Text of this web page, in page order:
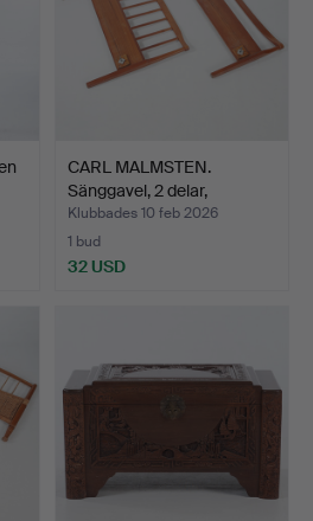
CARL MALMSTEN.
Sänggavel, 2 delar,
"Aveny"…
Klubbades 10 feb 2026
1 bud
32 USD